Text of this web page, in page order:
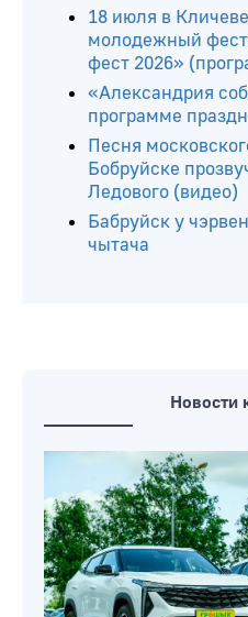
18 июля в
молодежный
фест 2026»
«Александрия
программе
Песня
Бобруйске
Ледового (видео)
Бабруйск у
чытача
Новости